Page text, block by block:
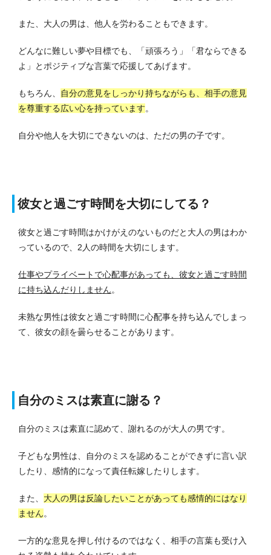
また、大人の男は、他人を労わることもできます。
どんなに難しい夢や目標でも、「頑張ろう」「君ならできる
よ」とポジティブな言葉で応援してあげます。
もちろん、
自分の意見をしっかり持ちながらも、相手の意見
を尊重する広い心を持っています。
自分や他人を大切にできないのは、ただの男の子です。
彼女と過ごす時間を大切にしてる？
彼女と過ごす時間はかけがえのないものだと大人の男はわか
っているので、2人の時間を大切にします。
仕事やプライベートで心配事があっても、彼女と過ごす時間
に持ち込んだりしません。
未熟な男性は彼女と過ごす時間に心配事を持ち込んでしまっ
て、彼女の顔を曇らせることがあります。
自分のミスは素直に謝る？
自分のミスは素直に認めて、謝れるのが大人の男です。
子どもな男性は、自分のミスを認めることができずに言い訳
したり、感情的になって責任転嫁したりします。
また、 大人の男は反論したいことがあっても感情的にはなり
ません。
一方的な意見を押し付けるのではなく、相手の言葉も受け入